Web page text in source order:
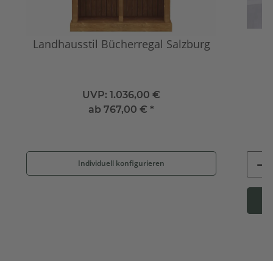
Landhausstil Bücherregal Salzburg
UVP: 1.036,00 €
ab767,00 € *
Individuell konfigurieren